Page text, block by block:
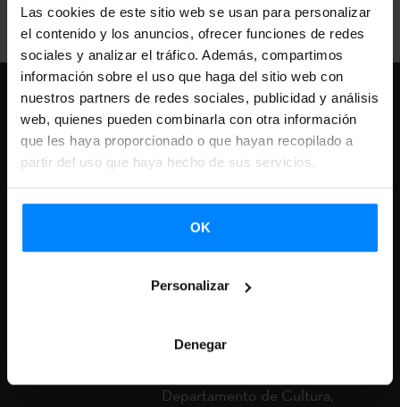
Las cookies de este sitio web se usan para personalizar
el contenido y los anuncios, ofrecer funciones de redes
sociales y analizar el tráfico. Además, compartimos
información sobre el uso que haga del sitio web con
nuestros partners de redes sociales, publicidad y análisis
web, quienes pueden combinarla con otra información
que les haya proporcionado o que hayan recopilado a
partir del uso que haya hecho de sus servicios.
OK
Personalizar
Denegar
Etxrepare Euskal
Institutua y el festival
Etxepare Euskal Institutua
ha acordado por segundo
presencia creadores/as
cultural Veranos de la Villa,
Departamento de Cultura,